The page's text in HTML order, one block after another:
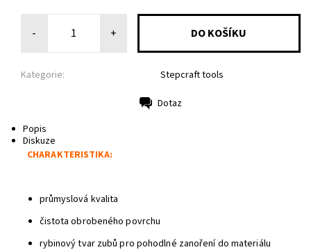
- +
Kategorie: Stepcraft tools
Dotaz
Popis
Diskuze
CHARAKTERISTIKA:
průmyslová kvalita
čistota obrobeného povrchu
rybinový tvar zubů pro pohodlné zanoření do materiálu